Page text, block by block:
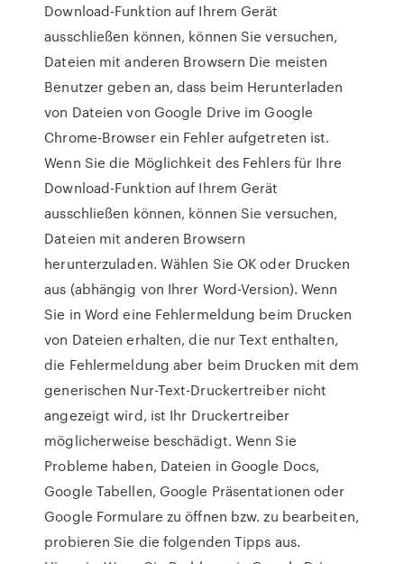
Download-Funktion auf Ihrem Gerät
ausschließen können, können Sie versuchen,
Dateien mit anderen Browsern Die meisten
Benutzer geben an, dass beim Herunterladen
von Dateien von Google Drive im Google
Chrome-Browser ein Fehler aufgetreten ist.
Wenn Sie die Möglichkeit des Fehlers für Ihre
Download-Funktion auf Ihrem Gerät
ausschließen können, können Sie versuchen,
Dateien mit anderen Browsern
herunterzuladen. Wählen Sie OK oder Drucken
aus (abhängig von Ihrer Word-Version). Wenn
Sie in Word eine Fehlermeldung beim Drucken
von Dateien erhalten, die nur Text enthalten,
die Fehlermeldung aber beim Drucken mit dem
generischen Nur-Text-Druckertreiber nicht
angezeigt wird, ist Ihr Druckertreiber
möglicherweise beschädigt. Wenn Sie
Probleme haben, Dateien in Google Docs,
Google Tabellen, Google Präsentationen oder
Google Formulare zu öffnen bzw. zu bearbeiten,
probieren Sie die folgenden Tipps aus.